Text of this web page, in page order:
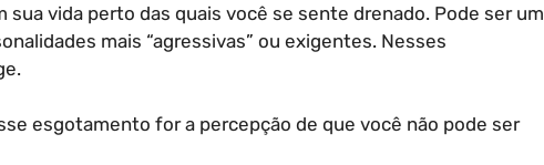
sua vida perto das quais você se sente drenado. Pode ser um
mais “agressivas” ou exigentes. Nesses
esgotamento for a percepção de que você não pode ser